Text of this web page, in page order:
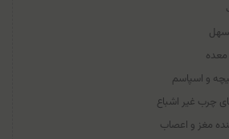
و اسپاسم
چرب غیر اشباع
مغز و اعصاب